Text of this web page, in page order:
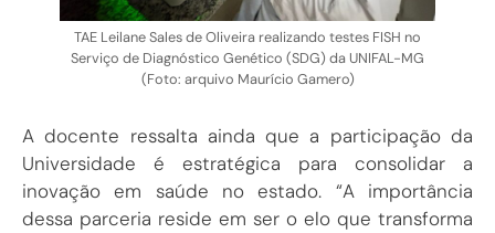
TAE Leilane Sales de Oliveira realizando testes FISH no
Serviço de Diagnóstico Genético (SDG) da UNIFAL-MG
(Foto: arquivo Maurício Gamero)
A docente ressalta ainda que a participação da
Universidade é estratégica para consolidar a
inovação em saúde no estado. “A importância
dessa parceria reside em ser o elo que transforma